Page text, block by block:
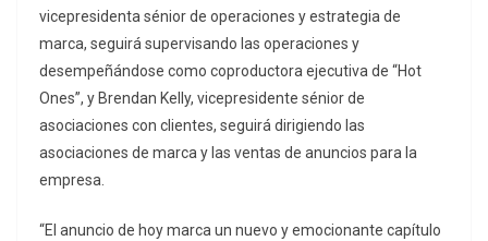
vicepresidenta sénior de operaciones y estrategia de
marca, seguirá supervisando las operaciones y
desempeñándose como coproductora ejecutiva de “Hot
Ones”, y Brendan Kelly, vicepresidente sénior de
asociaciones con clientes, seguirá dirigiendo las
asociaciones de marca y las ventas de anuncios para la
empresa.
“El anuncio de hoy marca un nuevo y emocionante capítulo